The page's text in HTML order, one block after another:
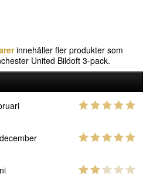
innehåller fler produkter som
United Bildoft 3-pack.